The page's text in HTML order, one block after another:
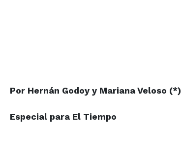
Por Hernán Godoy y Mariana Veloso (*)
Especial para El Tiempo